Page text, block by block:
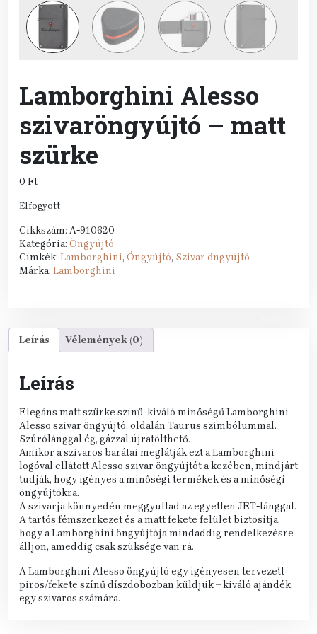
Lamborghini Alesso
szivaröngyújtó – matt
szürke
0 Ft
Elfogyott
Cikkszám: A-910620
Kategória: Öngyújtó
Címkék: Lamborghini, Öngyújtó, Szivar öngyújtó
Márka: Lamborghini
Leírás Vélemények (0)
Leírás
Elegáns matt szürke színű, kiváló minőségű Lamborghini
Alesso szivar öngyújtó, oldalán Taurus szimbólummal.
Szúrólánggal ég, gázzal újratölthető.
Amikor a szivaros barátai meglátják ezt a Lamborghini
logóval ellátott Alesso szivar öngyújtót a kezében, mindjárt
tudják, hogy igényes a minőségi termékek és a minőségi
öngyújtókra.
A szivarja könnyedén meggyullad az egyetlen JET-lánggal.
A tartós fémszerkezet és a matt fekete felület biztosítja,
hogy a Lamborghini öngyújtója mindaddig rendelkezésre
álljon, ameddig csak szüksége van rá.
A Lamborghini Alesso öngyújtó egy igényesen tervezett
piros/fekete színű díszdobozban küldjük – kiváló ajándék
egy szivaros számára.